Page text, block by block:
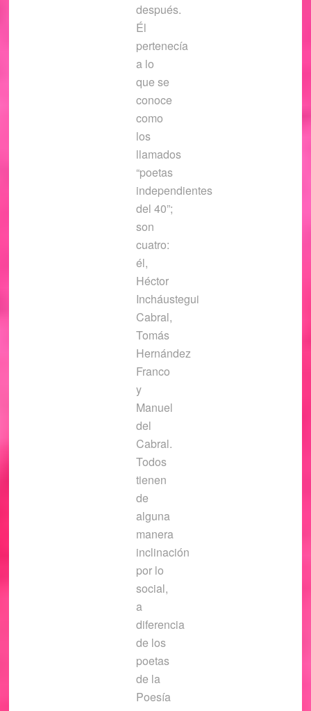
después.
Él
pertenecía
a lo
que se
conoce
como
los
llamados
“poetas
independientes
del 40”;
son
cuatro:
él,
Héctor
Incháustegui
Cabral,
Tomás
Hernández
Franco
y
Manuel
del
Cabral.
Todos
tienen
de
alguna
manera
inclinación
por lo
social,
a
diferencia
de los
poetas
de la
Poesía